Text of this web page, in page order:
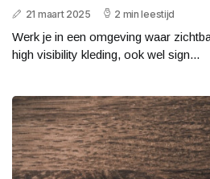
21 maart 2025 2 min leestijd
Werk je in een omgeving waar
high visibility kleding, ook wel sign...